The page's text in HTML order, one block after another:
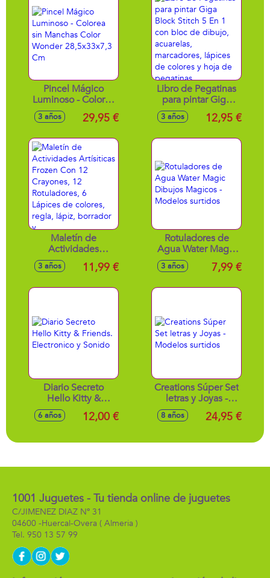
Pincel Mágico
Luminoso - Colorea
sin Manchas Color
Wonder
3 años 29,95 €
Libro de Pegatinas
para pintar Giga
Block Stitch 5 En 1
con bloc de dibujo,
hoja de pegatinas
3 años 12,95 €
Maletín de
Actividades
Artísiticas Frozen
Con 12 Crayones,
Lápices de colores,
sacapuntas.32X25X2
Cm
3 años 11,99 €
Rotuladores de
Agua Water Magic
Dibujos Magicos -
Modelos surtidos
3 años 7,99 €
Diario Secreto
Hello Kitty &
Friends. Electronico
y Sonido
6 años 12,00 €
Creations Súper Set
letras y Joyas -
Modelos surtidos
8 años 24,95 €
1001 Juguetes - Tu tienda online de juguetes
C/JIMENEZ DIAZ Nº 31
04600 -Huercal-Overa ( Almeria )
950 13 57 99